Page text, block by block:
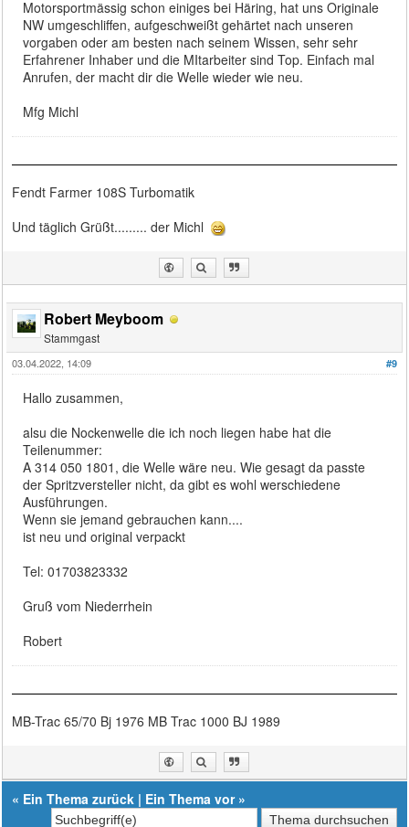
Motorsportmässig schon einiges bei Häring, hat uns Originale
NW umgeschliffen, aufgeschweißt gehärtet nach unseren
vorgaben oder am besten nach seinem Wissen, sehr sehr
Erfahrener Inhaber und die MItarbeiter sind Top. Einfach mal
Anrufen, der macht dir die Welle wieder wie neu.
Mfg Michl
Fendt Farmer 108S Turbomatik
Und täglich Grüßt......... der Michl
Robert Meyboom
Stammgast
#9
03.04.2022, 14:09
Hallo zusammen,
alsu die Nockenwelle die ich noch liegen habe hat die
Teilenummer:
A 314 050 1801, die Welle wäre neu. Wie gesagt da passte
der Spritzversteller nicht, da gibt es wohl werschiedene
Ausführungen.
Wenn sie jemand gebrauchen kann....
ist neu und original verpackt
Tel: 01703823332
Gruß vom Niederrhein
Robert
MB-Trac 65/70 Bj 1976 MB Trac 1000 BJ 1989
« Ein Thema zurück | Ein Thema vor»